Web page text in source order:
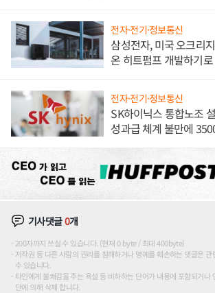
전자·전기·정보통신
삼성전자, 미국 오크리
온 히트펌프 개발하기로
전자·전기·정보통신
SK하이닉스 통합노조
성과급 체계 불만에
기사댓글0개
200자까지 쓰실 수 있습니다. (현재 0 byte / 최대 400byte)
저작권 등 다른 사람의 권리를 침해하거나 명예를 훼손하는 댓글은
수 있습니다.
타인에게 불쾌감을 주는 욕설 등 비하하는 단어가 내용에 포함되거나
단에 의해 삭제 합니다.